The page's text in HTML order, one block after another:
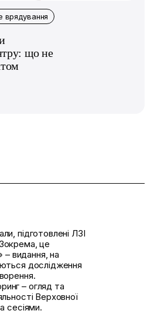
врядування
що не
підготовлені ЛЗІ
це
видання, на
дослідження
– огляд та
Верховної
сесіями.